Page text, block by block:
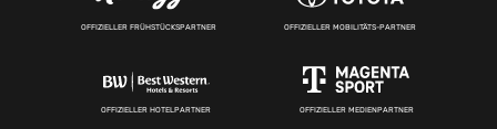
OFFIZIELLER FRÜHSTÜCKSPARTNER OFFIZIELLER MOBILITÄTS-PARTNER
OFFIZIELLER HOTELPARTNER OFFIZIELLER MEDIENPARTNER